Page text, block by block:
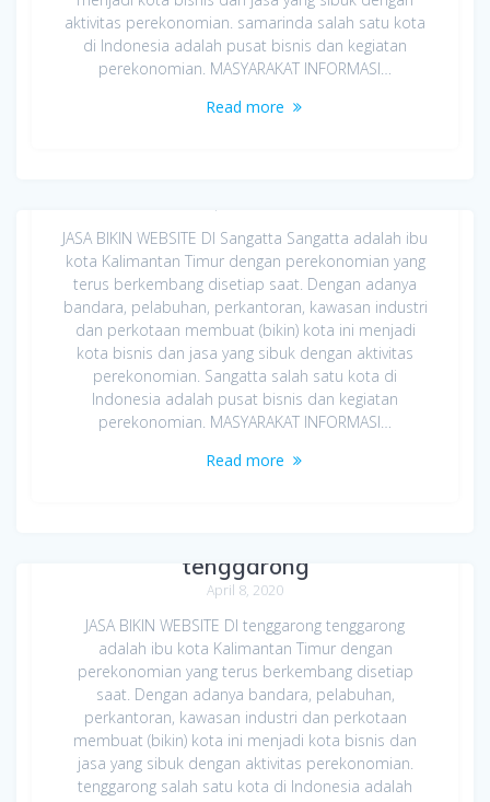
aktivitas perekonomian. samarinda salah satu kota
di Indonesia adalah pusat bisnis dan kegiatan
perekonomian. MASYARAKAT INFORMASI…
Read more
JASA BIKIN WEBSITE DI Sangatta Sangatta adalah ibu
kota Kalimantan Timur dengan perekonomian yang
terus berkembang disetiap saat. Dengan adanya
bandara, pelabuhan, perkantoran, kawasan industri
dan perkotaan membuat (bikin) kota ini menjadi
kota bisnis dan jasa yang sibuk dengan aktivitas
perekonomian. Sangatta salah satu kota di
Indonesia adalah pusat bisnis dan kegiatan
perekonomian. MASYARAKAT INFORMASI…
Read more
tenggarong
April 8, 2020
JASA BIKIN WEBSITE DI tenggarong tenggarong
adalah ibu kota Kalimantan Timur dengan
perekonomian yang terus berkembang disetiap
saat. Dengan adanya bandara, pelabuhan,
perkantoran, kawasan industri dan perkotaan
membuat (bikin) kota ini menjadi kota bisnis dan
jasa yang sibuk dengan aktivitas perekonomian.
tenggarong salah satu kota di Indonesia adalah